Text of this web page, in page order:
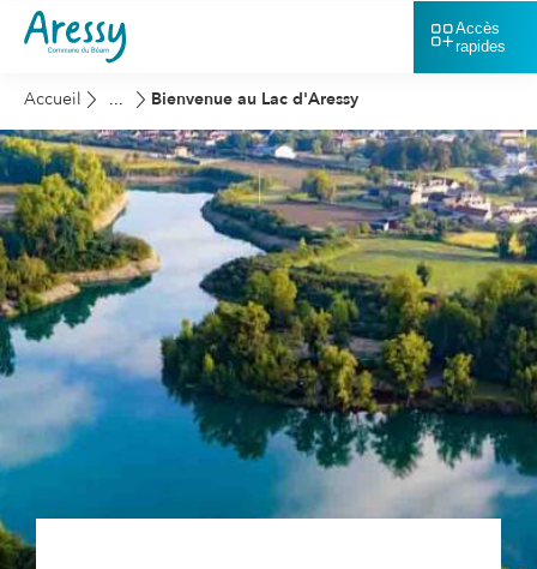
Accès
rapides
Accueil ... Bienvenue au Lac d'Aressy